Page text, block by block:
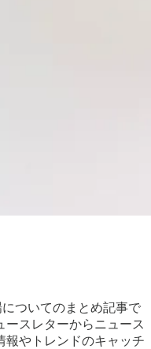
ついてのまとめ記事で
ースレターからニュース
報やトレンドのキャッチ